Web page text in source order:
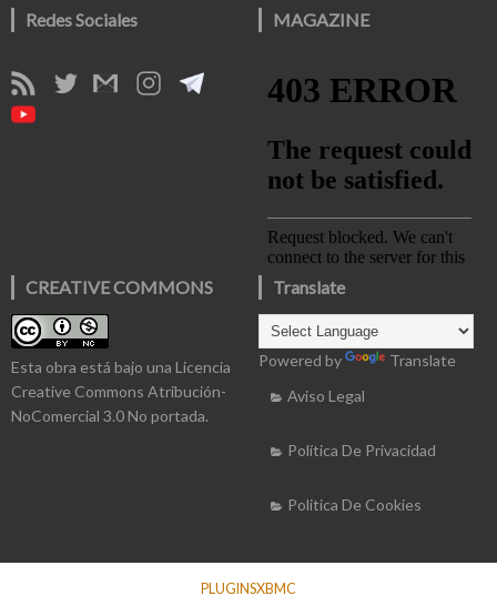
Redes Sociales MAGAZINE
CREATIVE COMMONS
Esta obra está bajo una Licencia
Creative Commons Atribución-
NoComercial 3.0 No portada.
Translate
Powered by
Translate
Aviso Legal
Política De Privacidad
Politica De Cookies
PLUGINSXBMC